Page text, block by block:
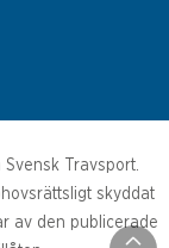
Travsport.
skyddat
av den publicerade